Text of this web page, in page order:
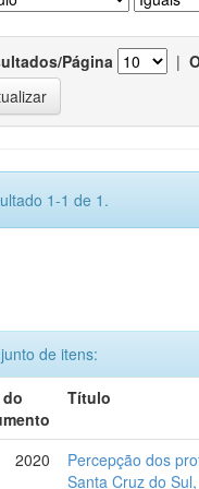
Página |
1-1 de 1.
de itens:
do
Título
2020
Percepção dos
Santa Cruz do